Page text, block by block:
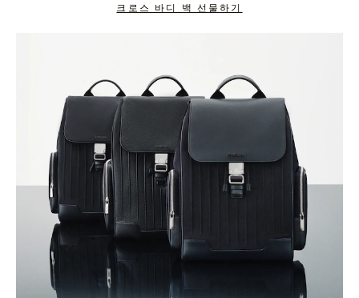
크로스 바디 백 선물하기